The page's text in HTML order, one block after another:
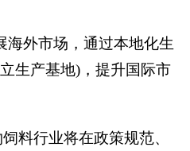
海外市场，通过本地化生
生产基地)，提升国际市
料行业将在政策规范、